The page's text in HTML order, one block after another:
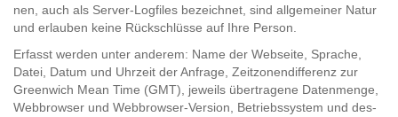
nen, auch als Server-​​Log­files be­zeich­net, sind all­ge­mei­ner Natur
und er­lau­ben keine Rück­schlüs­se auf Ihre Per­son.
Er­fasst wer­den unter an­de­rem: Name der Web­sei­te, Spra­che,
Datei, Datum und Uhr­zeit der An­fra­ge, Zeit­zo­nen­dif­fe­renz zur
Green­wich Mean Time (GMT), je­weils über­tra­ge­ne Da­ten­men­ge,
Web­brow­ser und Webbrowser-​​Ver­si­on, Be­triebs­sys­tem und des­